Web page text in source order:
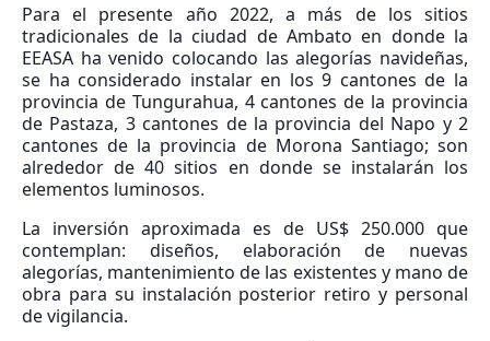
Para el presente año 2022, a más de los sitios
tradicionales de la ciudad de Ambato en donde la
EEASA ha venido colocando las alegorías navideñas,
se ha considerado instalar en los 9 cantones de la
provincia de Tungurahua, 4 cantones de la provincia
de Pastaza, 3 cantones de la provincia del Napo y 2
cantones de la provincia de Morona Santiago; son
alrededor de 40 sitios en donde se instalarán los
elementos luminosos.
La inversión aproximada es de US$ 250.000 que
contemplan: diseños, elaboración de nuevas
alegorías, mantenimiento de las existentes y mano de
obra para su instalación posterior retiro y personal
de vigilancia.